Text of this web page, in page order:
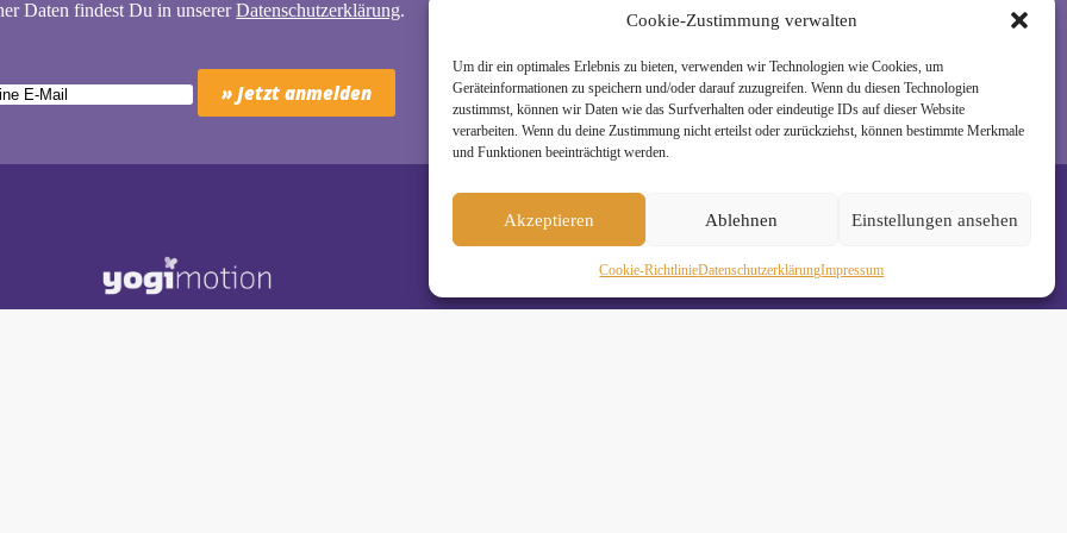
Cookie-Zustimmung verwalten
Um dir ein optimales Erlebnis zu bieten, verwenden wir Technologien wie Cookies, um
Geräteinformationen zu speichern und/oder darauf zuzugreifen. Wenn du diesen Technologien
zustimmst, können wir Daten wie das Surfverhalten oder eindeutige IDs auf dieser Website
verarbeiten. Wenn du deine Zustimmung nicht erteilst oder zurückziehst, können bestimmte Merkmale
und Funktionen beeinträchtigt werden.
Akzeptieren Ablehnen Einstellungen ansehen
Cookie-RichtlinieDaten­schutz­erklä­rungImpressum
Daten findest Du in unsererDatenschutzerklärung.